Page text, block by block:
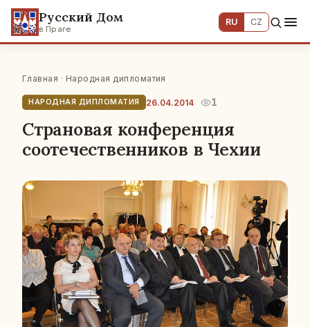
Русский Дом
в Праге
RU CZ
Главная · Народная дипломатия
НАРОДНАЯ ДИПЛОМАТИЯ 26.04.2014 1
Страновая конференция
соотечественников в Чехии